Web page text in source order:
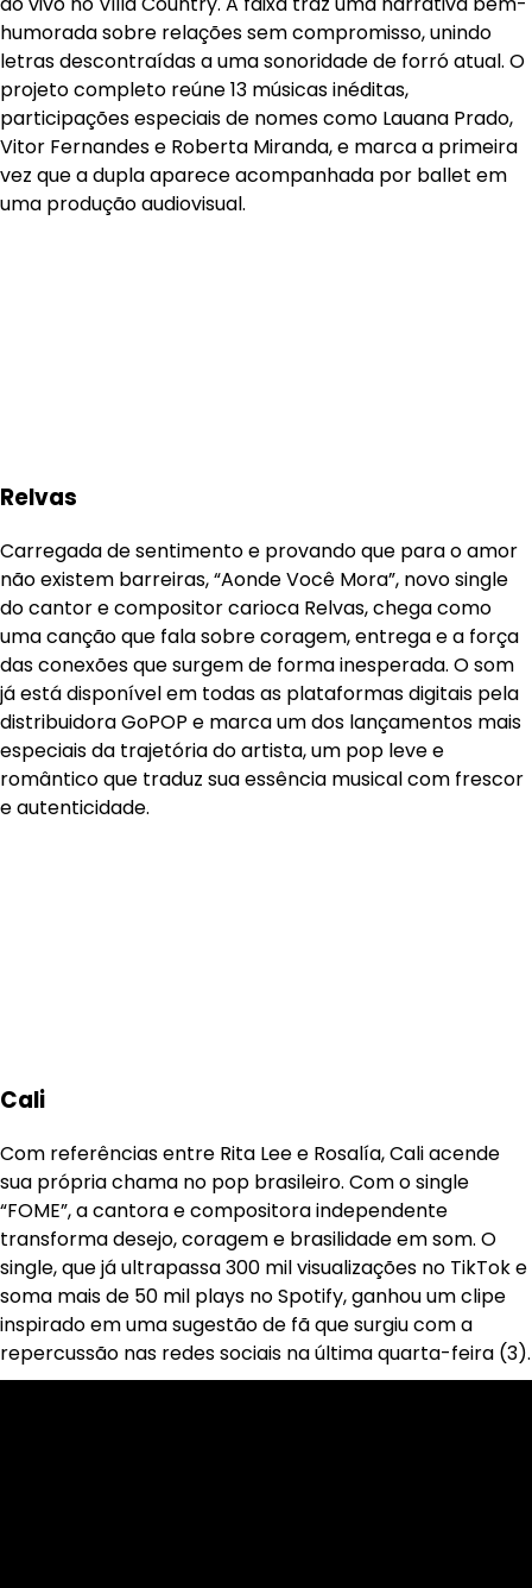
humorada sobre relações sem compromisso, unindo
letras descontraídas a uma sonoridade de forró atual. O
projeto completo reúne 13 músicas inéditas,
participações especiais de nomes como Lauana Prado,
Vitor Fernandes e Roberta Miranda, e marca a primeira
vez que a dupla aparece acompanhada por ballet em
uma produção audiovisual.
Relvas
Carregada de sentimento e provando que para o amor
não existem barreiras, “Aonde Você Mora”, novo single
do cantor e compositor carioca Relvas, chega como
uma canção que fala sobre coragem, entrega e a força
das conexões que surgem de forma inesperada. O som
já está disponível em todas as plataformas digitais pela
distribuidora GoPOP e marca um dos lançamentos mais
especiais da trajetória do artista, um pop leve e
romântico que traduz sua essência musical com frescor
e autenticidade.
Cali
Com referências entre Rita Lee e Rosalía, Cali acende
sua própria chama no pop brasileiro. Com o single
“FOME”, a cantora e compositora independente
transforma desejo, coragem e brasilidade em som. O
single, que já ultrapassa 300 mil visualizações no TikTok e
soma mais de 50 mil plays no Spotify, ganhou um clipe
inspirado em uma sugestão de fã que surgiu com a
repercussão nas redes sociais na última quarta-feira (3).